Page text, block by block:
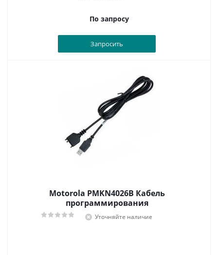
По запросу
Запросить
Motorola PMKN4026B Кабель
программирования
Уточняйте наличие